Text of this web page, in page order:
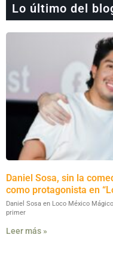
Lo último del
Daniel Sosa, sin la
como protagonista en
Daniel Sosa en Loco México
primer
Leer más »